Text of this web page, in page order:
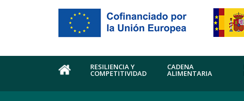
Pasar al contenido principal
RESILIENCIA Y
COMPETITIVIDAD
CADENA
ALIMENTARIA